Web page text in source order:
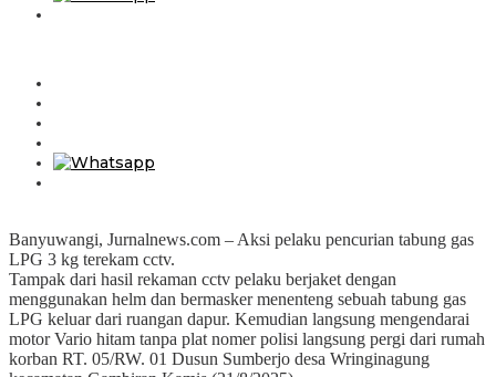
Banyuwangi, Jurnalnews.com – Aksi pelaku pencurian tabung gas
LPG 3 kg terekam cctv.
Tampak dari hasil rekaman cctv pelaku berjaket dengan
menggunakan helm dan bermasker menenteng sebuah tabung gas
LPG keluar dari ruangan dapur. Kemudian langsung mengendarai
motor Vario hitam tanpa plat nomer polisi langsung pergi dari rumah
korban RT. 05/RW. 01 Dusun Sumberjo desa Wringinagung